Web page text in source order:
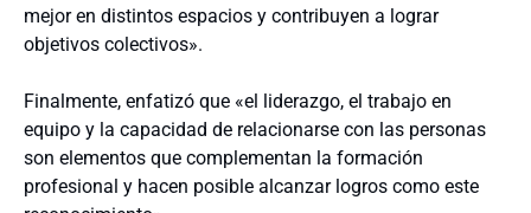
mejor en distintos espacios y contribuyen a lograr
objetivos colectivos».
Finalmente, enfatizó que «el liderazgo, el trabajo en
equipo y la capacidad de relacionarse con las personas
son elementos que complementan la formación
profesional y hacen posible alcanzar logros como este